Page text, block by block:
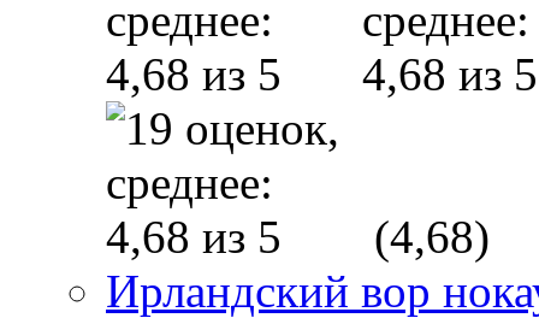
(4,68)
Ирландский вор